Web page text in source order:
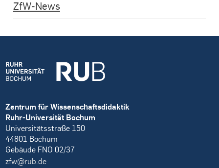
ZfW-News
Zentrum für Wissenschaftsdidaktik
Ruhr-Universität Bochum
Universitätsstraße 150
44801 Bochum
Gebäude FNO 02/37
zfw@rub.de